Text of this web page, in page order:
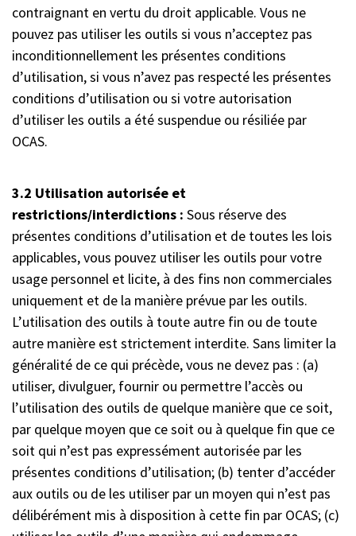
contraignant en vertu du droit applicable. Vous ne
pouvez pas utiliser les outils si vous n’acceptez pas
inconditionnellement les présentes conditions
d’utilisation, si vous n’avez pas respecté les présentes
conditions d’utilisation ou si votre autorisation
d’utiliser les outils a été suspendue ou résiliée par
OCAS.
3.2 Utilisation autorisée et
restrictions/interdictions : Sous réserve des
présentes conditions d’utilisation et de toutes les lois
applicables, vous pouvez utiliser les outils pour votre
usage personnel et licite, à des fins non commerciales
uniquement et de la manière prévue par les outils.
L’utilisation des outils à toute autre fin ou de toute
autre manière est strictement interdite. Sans limiter la
généralité de ce qui précède, vous ne devez pas : (a)
utiliser, divulguer, fournir ou permettre l’accès ou
l’utilisation des outils de quelque manière que ce soit,
par quelque moyen que ce soit ou à quelque fin que ce
soit qui n’est pas expressément autorisée par les
présentes conditions d’utilisation; (b) tenter d’accéder
aux outils ou de les utiliser par un moyen qui n’est pas
délibérément mis à disposition à cette fin par OCAS; (c)